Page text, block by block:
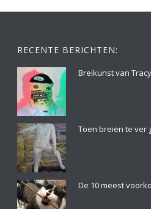
RECENTE BERICHTEN:
Breikunst van
Toen breien te ver
De 10 meest